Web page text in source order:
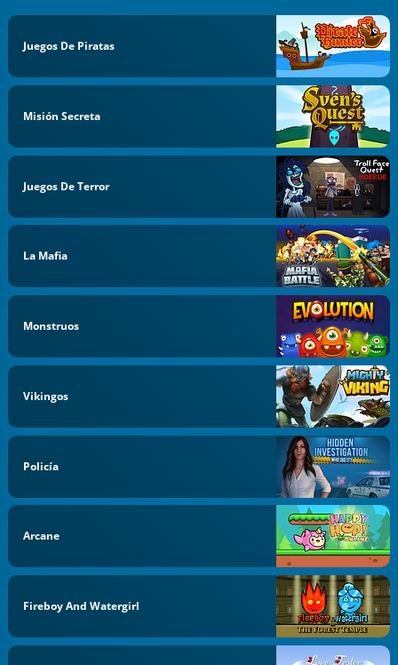
Juegos De Piratas
Misión Secreta
Juegos De Terror
La Mafia
Monstruos
Vikingos
Policía
Arcane
Fireboy And Watergirl